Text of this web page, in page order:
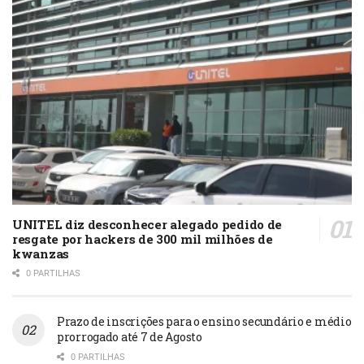
UNITEL diz desconhecer alegado pedido de
resgate por hackers de 300 mil milhões de
kwanzas
0 PARTILHAS
Prazo de inscrições para o ensino secundário e médio
prorrogado até 7 de Agosto
0 PARTILHAS